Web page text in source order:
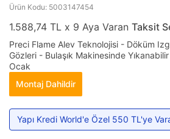
Ürün Kodu: 5003147454
1.588,74 TL x 9 Aya Varan Taksit
Preci Flame Alev Teknolojisi - Döküm
Gözleri - Bulaşık Makinesinde
Ocak
Montaj Dahildir
Yapı Kredi World'e Özel 550 TL'ye